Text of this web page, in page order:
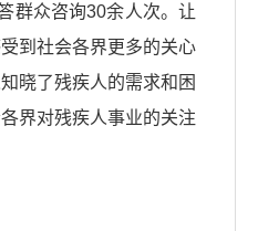
群众咨询30余人次。让
到社会各界更多的关心
晓了残疾人的需求和困
界对残疾人事业的关注